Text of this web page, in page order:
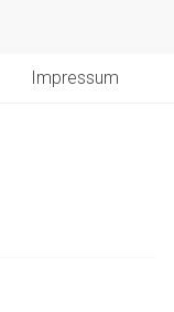
Impressum